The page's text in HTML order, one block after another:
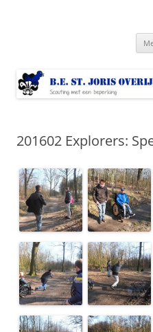
201602 Explorers: